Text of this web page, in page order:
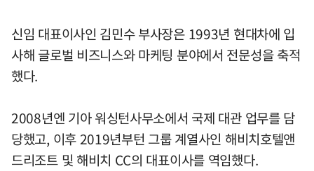
신임 대표이사인 김민수 부사장은 1993년 현대차에 입
사해 글로벌 비즈니스와 마케팅 분야에서 전문성을 축적
했다.
2008년엔 기아 워싱턴사무소에서 국제 대관 업무를 담
당했고, 이후 2019년부턴 그룹 계열사인 해비치호텔앤
드리조트 및 해비치 CC의 대표이사를 역임했다.